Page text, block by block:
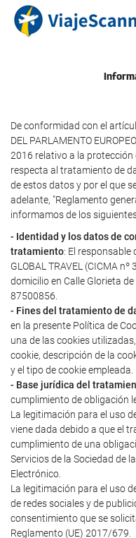
De conformidad con el
DEL PARLAMENTO
2016 relativo a la protección
respecta al tratamiento de
de estos datos y por el que
adelante, "Reglamento
informamos de los
- Identidad y los datos de
tratamiento: El responsable
GLOBAL TRAVEL (CICMA
domicilio en Calle Glorieta
87500856.
- Fines del tratamiento de
en la presente Política de
una de las cookies
cookie, descripción de la
y el tipo de cookie empleada.
- Base jurídica del
cumplimiento de obligación
La legitimación para el uso
viene dada debido a que el
cumplimiento de una
Servicios de la Sociedad de
Electrónico.
La legitimación para el uso
de redes sociales y de
consentimiento que se
Reglamento (UE) 2017/679.